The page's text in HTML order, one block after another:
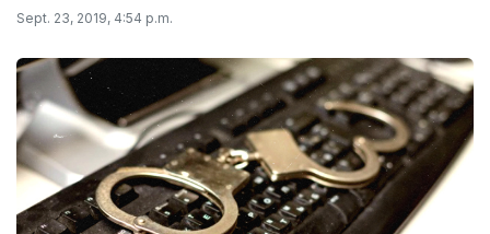
Sept. 23, 2019, 4:54 p.m.